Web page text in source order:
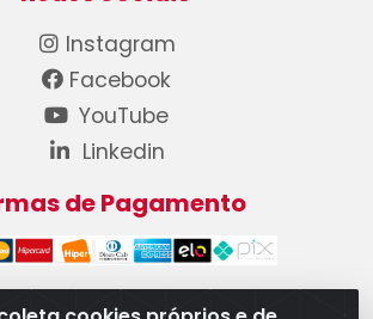
Instagram
Facebook
YouTube
Linkedin
de Pagamento